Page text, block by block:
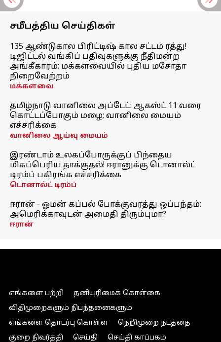
சமீபத்திய செய்திகள்
135 ஆண்டுகால பிரிட்டிஷ் கால சட்டம் ரத்து!
டிஜிட்டல் வங்கிப் பதிவுகளுக்கு நீதிமன்ற
அங்கீகாரம்; மக்களவையில் புதிய மசோதா
நிறைவேற்றம்
மக்களவை
தமிழ்நாடு வானிலை அப்டேட்: ஆகஸ்ட் 11 வரை
கொட்டப்போகும் மழை; வானிலை மையம்
எச்சரிக்கை
வானிலை ஆய்வு மையம்
இரண்டாம் உலகப்போருக்குப் பிந்தைய
மிகப்பெரிய தாக்குதல்! ஈரானுக்கு டொனால்ட்
டிரம்ப் பகிரங்க எச்சரிக்கை
டொனால்ட் டிரம்ப்
ஈரான் - ஓமன் கப்பல் போக்குவரத்து ஒப்பந்தம்:
அமெரிக்காவுடன் அமைதி திரும்புமா?
ஈரான்
எங்களை பற்றி
தனியுரிமைக் கொள்கை
விதிமுறைகளும் நிபந்தனைகளும்
எங்களை தொடர்பு கொள்ள
நெறிமுறை நடத்தை
குறை நிவர்த்தி
செய்தி செய்தி காப்பகம்